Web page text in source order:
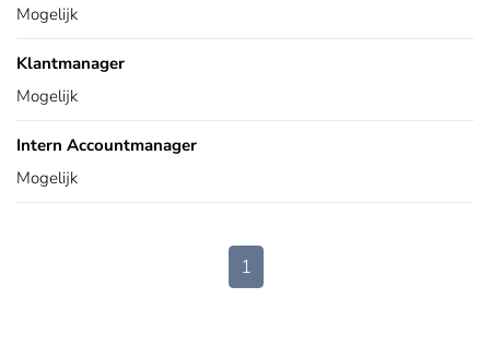
Mogelijk
Klantmanager
Mogelijk
Intern Accountmanager
Mogelijk
1